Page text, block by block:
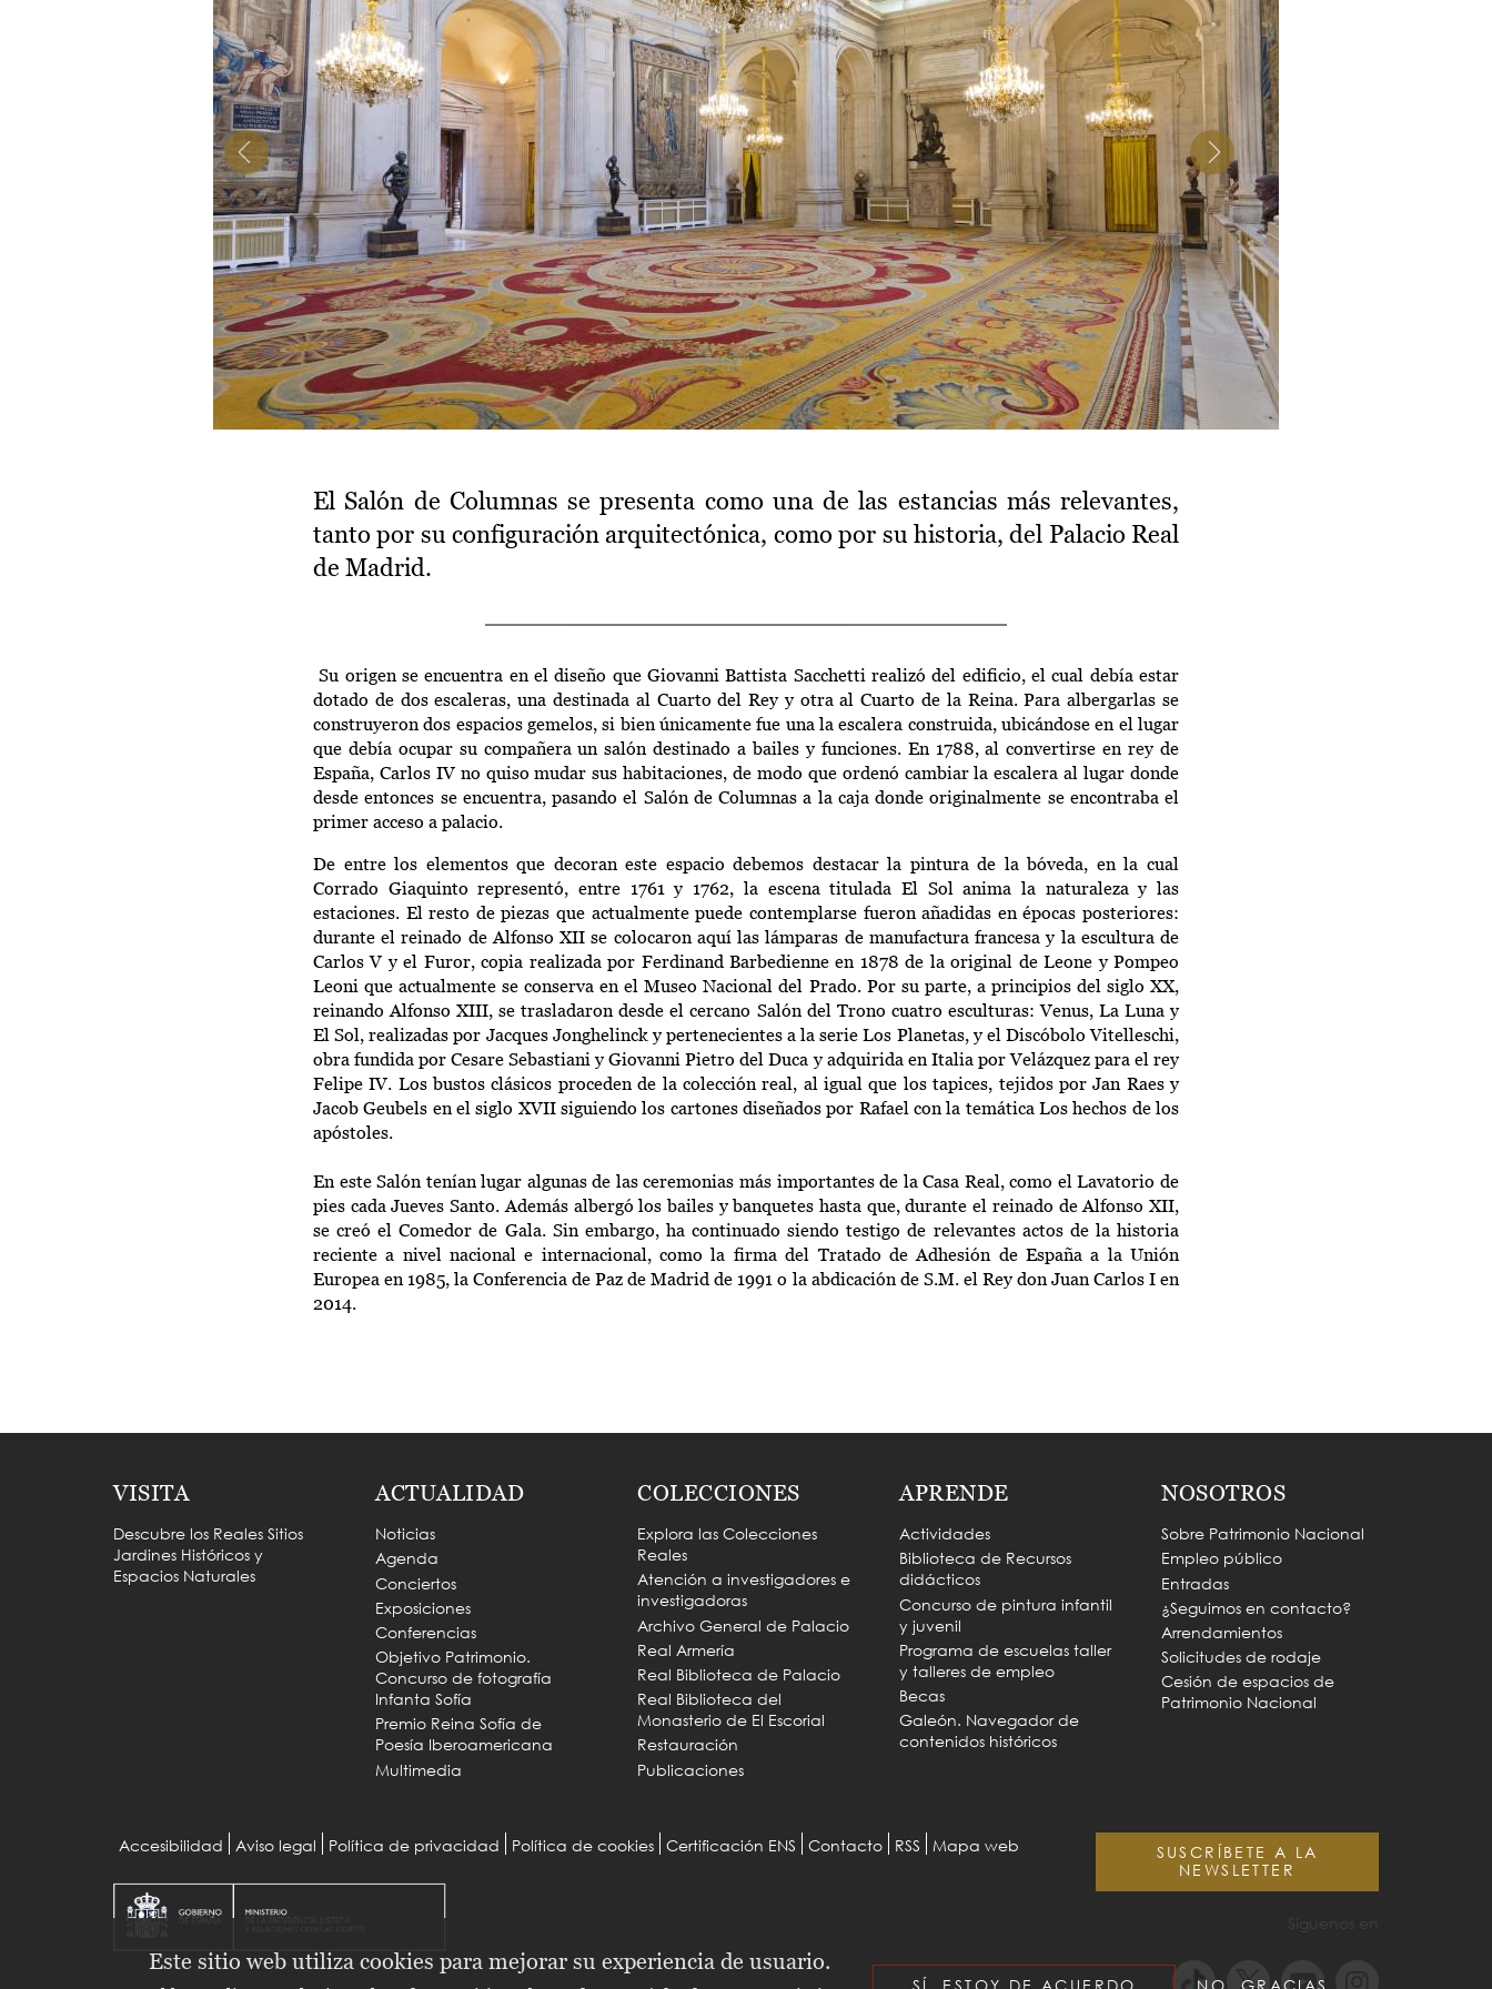
El Salón de Columnas se presenta como una de las estancias más relevantes,
tanto por su configuración arquitectónica, como por su historia, del Palacio Real
de Madrid.
Su origen se encuentra en el diseño que Giovanni Battista Sacchetti realizó del edificio, el cual debía estar
dotado de dos escaleras, una destinada al Cuarto del Rey y otra al Cuarto de la Reina. Para albergarlas se
construyeron dos espacios gemelos, si bien únicamente fue una la escalera construida, ubicándose en el lugar
que debía ocupar su compañera un salón destinado a bailes y funciones. En 1788, al convertirse en rey de
España, Carlos IV no quiso mudar sus habitaciones, de modo que ordenó cambiar la escalera al lugar donde
desde entonces se encuentra, pasando el Salón de Columnas a la caja donde originalmente se encontraba el
primer acceso a palacio.
De entre los elementos que decoran este espacio debemos destacar la pintura de la bóveda, en la cual
Corrado Giaquinto representó, entre 1761 y 1762, la escena titulada El Sol anima la naturaleza y las
estaciones. El resto de piezas que actualmente puede contemplarse fueron añadidas en épocas posteriores:
durante el reinado de Alfonso XII se colocaron aquí las lámparas de manufactura francesa y la escultura de
Carlos V y el Furor, copia realizada por Ferdinand Barbedienne en 1878 de la original de Leone y Pompeo
Leoni que actualmente se conserva en el Museo Nacional del Prado. Por su parte, a principios del siglo XX,
reinando Alfonso XIII, se trasladaron desde el cercano Salón del Trono cuatro esculturas: Venus, La Luna y
El Sol, realizadas por Jacques Jonghelinck y pertenecientes a la serie Los Planetas, y el Discóbolo Vitelleschi,
obra fundida por Cesare Sebastiani y Giovanni Pietro del Duca y adquirida en Italia por Velázquez para el rey
Felipe IV. Los bustos clásicos proceden de la colección real, al igual que los tapices, tejidos por Jan Raes y
Jacob Geubels en el siglo XVII siguiendo los cartones diseñados por Rafael con la temática Los hechos de los
apóstoles.
En este Salón tenían lugar algunas de las ceremonias más importantes de la Casa Real, como el Lavatorio de
pies cada Jueves Santo. Además albergó los bailes y banquetes hasta que, durante el reinado de Alfonso XII,
se creó el Comedor de Gala. Sin embargo, ha continuado siendo testigo de relevantes actos de la historia
reciente a nivel nacional e internacional, como la firma del Tratado de Adhesión de España a la Unión
Europea en 1985, la Conferencia de Paz de Madrid de 1991 o la abdicación de S.M. el Rey don Juan Carlos I en
2014.
VISITA
Descubre los Reales Sitios
Jardines Históricos y
Espacios Naturales
ACTUALIDAD
Noticias
Agenda
Conciertos
Exposiciones
Conferencias
Objetivo Patrimonio.
Concurso de fotografía
Infanta Sofía
Premio Reina Sofía de
Poesía Iberoamericana
Multimedia
COLECCIONES
Explora las Colecciones
Reales
Atención a investigadores e
investigadoras
Archivo General de Palacio
Real Armería
Real Biblioteca de Palacio
Real Biblioteca del
Monasterio de El Escorial
Restauración
Publicaciones
APRENDE
Actividades
Biblioteca de Recursos
didácticos
Concurso de pintura infantil
y juvenil
Programa de escuelas taller
y talleres de empleo
Becas
Galeón. Navegador de
contenidos históricos
NOSOTROS
Sobre Patrimonio Nacional
Empleo público
Entradas
¿Seguimos en contacto?
Arrendamientos
Solicitudes de rodaje
Cesión de espacios de
Patrimonio Nacional
Menu
Pie
Accesibilidad Aviso legal Política de privacidad Política de cookies Certificación ENS Contacto RSS Mapa web
SUSCRÍBETE A LA
NEWSLETTER
Este sitio web utiliza cookies para mejorar su experiencia de usuario.